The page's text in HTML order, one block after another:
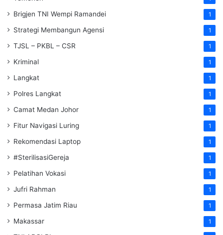
Brigjen TNI Wempi Ramandei 1
Strategi Membangun Agensi 1
TJSL – PKBL – CSR 1
Kriminal 1
Langkat 1
Polres Langkat 1
Camat Medan Johor 1
Fitur Navigasi Luring 1
Rekomendasi Laptop 1
#SterilisasiGereja 1
Pelatihan Vokasi 1
Jufri Rahman 1
Permasa Jatim Riau 1
Makassar 1